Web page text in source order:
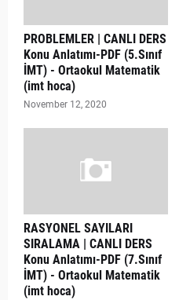
PROBLEMLER | CANLI DERS
Konu Anlatımı-PDF (5.Sınıf
İMT) - Ortaokul Matematik
(imt hoca)
November 12, 2020
RASYONEL SAYILARI
SIRALAMA | CANLI DERS
Konu Anlatımı-PDF (7.Sınıf
İMT) - Ortaokul Matematik
(imt hoca)